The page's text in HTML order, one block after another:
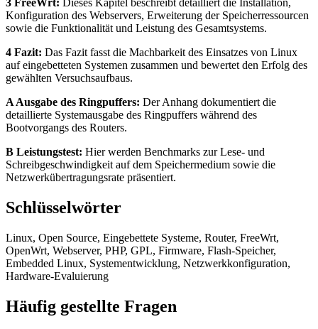
3 FreeWrt: Dieses Kapitel beschreibt detailliert die Installation,
Konfiguration des Webservers, Erweiterung der Speicherressourcen
sowie die Funktionalität und Leistung des Gesamtsystems.
4 Fazit: Das Fazit fasst die Machbarkeit des Einsatzes von Linux
auf eingebetteten Systemen zusammen und bewertet den Erfolg des
gewählten Versuchsaufbaus.
A Ausgabe des Ringpuffers: Der Anhang dokumentiert die
detaillierte Systemausgabe des Ringpuffers während des
Bootvorgangs des Routers.
B Leistungstest: Hier werden Benchmarks zur Lese- und
Schreibgeschwindigkeit auf dem Speichermedium sowie die
Netzwerkübertragungsrate präsentiert.
Schlüsselwörter
Linux, Open Source, Eingebettete Systeme, Router, FreeWrt,
OpenWrt, Webserver, PHP, GPL, Firmware, Flash-Speicher,
Embedded Linux, Systementwicklung, Netzwerkkonfiguration,
Hardware-Evaluierung
Häufig gestellte Fragen